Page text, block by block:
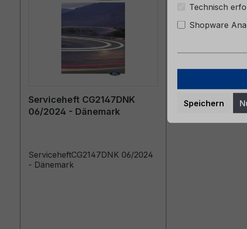
Serviceheft CG2147DNK
06/2024 - Dänemark
ServiceheftCG2147DNK 06/2024
- Dänemark
Technisch
Shopware
Speichern